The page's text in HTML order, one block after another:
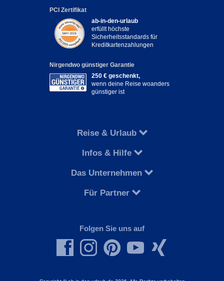
PCI Zertifikat
ab-in-den-urlaub
erfüllt höchste
Sicherheitsstandards für
Kreditkartenzahlungen
Nirgendwo günstiger Garantie
250 € geschenkt,
wenn deine Reise woanders
günstiger ist
Reise & Urlaub
Infos & Hilfe
Das Unternehmen
Für Partner
Folgen Sie uns auf